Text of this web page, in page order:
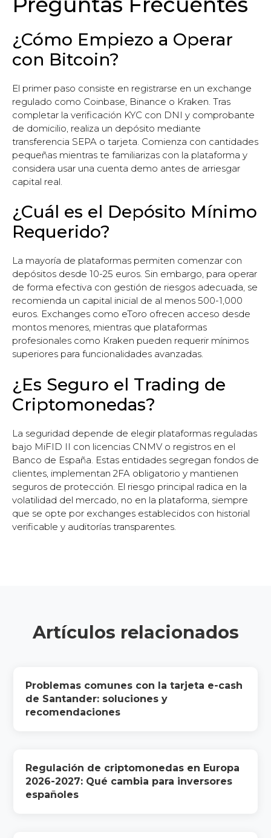
¿Cómo Empiezo a Operar
con Bitcoin?
El primer paso consiste en registrarse en un exchange
regulado como Coinbase, Binance o Kraken. Tras
completar la verificación KYC con DNI y comprobante
de domicilio, realiza un depósito mediante
transferencia SEPA o tarjeta. Comienza con cantidades
pequeñas mientras te familiarizas con la plataforma y
considera usar una cuenta demo antes de arriesgar
capital real.
¿Cuál es el Depósito Mínimo
Requerido?
La mayoría de plataformas permiten comenzar con
depósitos desde 10-25 euros. Sin embargo, para operar
de forma efectiva con gestión de riesgos adecuada, se
recomienda un capital inicial de al menos 500-1,000
euros. Exchanges como eToro ofrecen acceso desde
montos menores, mientras que plataformas
profesionales como Kraken pueden requerir mínimos
superiores para funcionalidades avanzadas.
¿Es Seguro el Trading de
Criptomonedas?
La seguridad depende de elegir plataformas reguladas
bajo MiFID II con licencias CNMV o registros en el
Banco de España. Estas entidades segregan fondos de
clientes, implementan 2FA obligatorio y mantienen
seguros de protección. El riesgo principal radica en la
volatilidad del mercado, no en la plataforma, siempre
que se opte por exchanges establecidos con historial
verificable y auditorías transparentes.
Artículos relacionados
Problemas comunes con la tarjeta e-cash
de Santander: soluciones y
recomendaciones
Regulación de criptomonedas en Europa
2026-2027: Qué cambia para inversores
españoles